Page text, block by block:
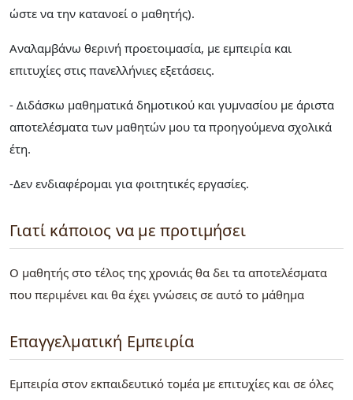
ώστε να την κατανοεί ο μαθητής).
Αναλαμβάνω θερινή προετοιμασία, με εμπειρία και
επιτυχίες στις πανελλήνιες εξετάσεις.
- Διδάσκω μαθηματικά δημοτικού και γυμνασίου με άριστα
αποτελέσματα των μαθητών μου τα προηγούμενα σχολικά
έτη.
-Δεν ενδιαφέρομαι για φοιτητικές εργασίες.
Γιατί κάποιος να με προτιμήσει
Ο μαθητής στο τέλος της χρονιάς θα δει τα αποτελέσματα
που περιμένει και θα έχει γνώσεις σε αυτό το μάθημα
Επαγγελματική Εμπειρία
Εμπειρία στον εκπαιδευτικό τομέα με επιτυχίες και σε όλες